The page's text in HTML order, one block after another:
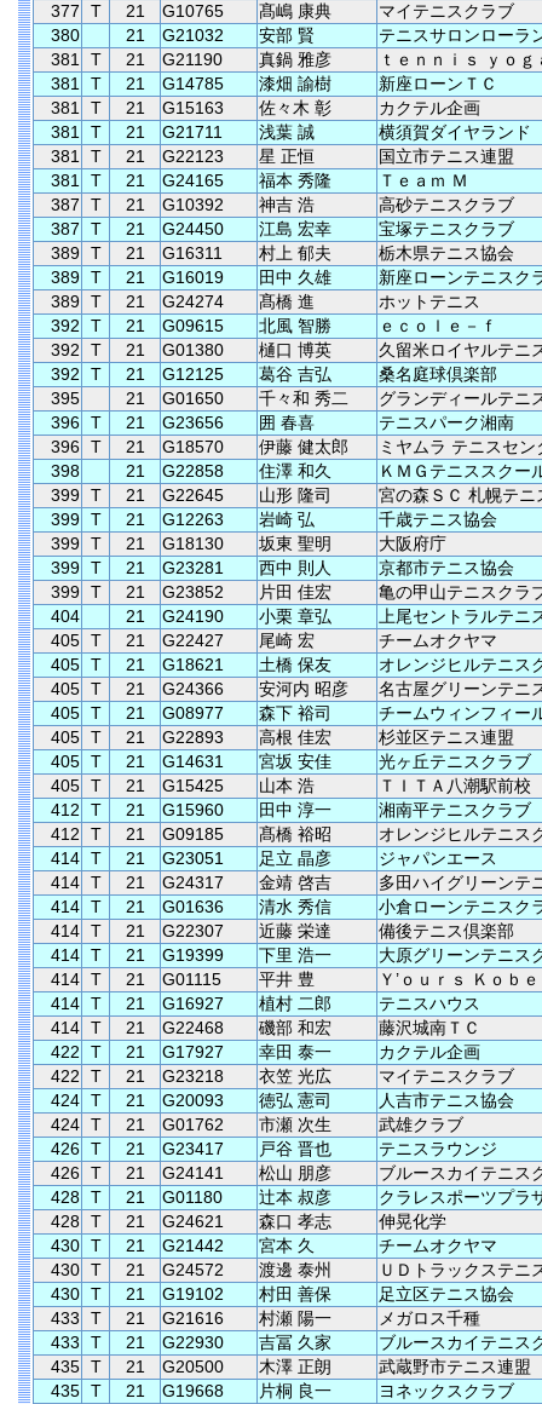
377
T 21 G10765 髙嶋 康典
マイテニスクラブ
380
21 G21032 安部 賢
テニスサロンローラ
381
T 21 G21190 真鍋 雅彦
ｔｅｎｎｉｓ ｙｏ
381
T 21 G14785 漆畑 諭樹
新座ローンＴＣ
381
T 21 G15163 佐々木 彰
カクテル企画
381
T 21 G21711 浅葉 誠
横須賀ダイヤランド
381
T 21 G22123 星 正恒
国立市テニス連盟
381
T 21 G24165 福本 秀隆
Ｔｅａｍ Ｍ
387
T 21 G10392 神吉 浩
高砂テニスクラブ
387
T 21 G24450 江島 宏幸
宝塚テニスクラブ
389 T 21 G16311 村上 郁夫
栃木県テニス協会
389 T 21 G16019 田中 久雄
新座ローンテニスク
389 T 21 G24274 髙橋 進
ホットテニス
392
T 21 G09615 北風 智勝
ｅｃｏｌｅ－ｆ
392
T 21 G01380 樋口 博英
久留米ロイヤルテニ
392
T 21 G12125 葛谷 吉弘
桑名庭球倶楽部
395
21 G01650 千々和 秀二
グランディールテニ
396 T 21 G23656 囲 春喜
テニスパーク湘南
396 T 21 G18570 伊藤 健太郎
ミヤムラ テニスセン
398
21 G22858 住澤 和久
ＫＭＧテニススクー
399 T 21 G22645 山形 隆司
宮の森ＳＣ 札幌テニ
399 T 21 G12263 岩崎 弘
千歳テニス協会
399 T 21 G18130 坂東 聖明
大阪府庁
399 T 21 G23281 西中 則人
京都市テニス協会
399 T 21 G23852 片田 佳宏
亀の甲山テニスクラ
404
21 G24190 小栗 章弘
上尾セントラルテニ
405 T 21 G22427 尾崎 宏
チームオクヤマ
405 T 21 G18621 土橋 保友
オレンジヒルテニス
405 T 21 G24366 安河内 昭彦
名古屋グリーンテニ
405 T 21 G08977 森下 裕司
チームウィンフィー
405 T 21 G22893 高根 佳宏
杉並区テニス連盟
405 T 21 G14631 宮坂 安佳
光ヶ丘テニスクラブ
405 T 21 G15425 山本 浩
ＴＩＴＡ八潮駅前校
412
T 21 G15960 田中 淳一
湘南平テニスクラブ
412
T 21 G09185 髙橋 裕昭
オレンジヒルテニス
414 T 21 G23051 足立 晶彦
ジャパンエース
414 T 21 G24317 金靖 啓吉
多田ハイグリーンテ
414 T 21 G01636 清水 秀信
小倉ローンテニスク
414 T 21 G22307 近藤 栄達
備後テニス倶楽部
414 T 21 G19399 下里 浩一
大原グリーンテニス
414 T 21 G01115 平井 豊
Ｙ’ｏｕｒｓ Ｋｏｂ
414 T 21 G16927 植村 二郎
テニスハウス
414 T 21 G22468 磯部 和宏
藤沢城南ＴＣ
422
T 21 G17927 幸田 泰一
カクテル企画
422
T 21 G23218 衣笠 光広
マイテニスクラブ
424 T 21 G20093 徳弘 憲司
人吉市テニス協会
424 T 21 G01762 市瀬 次生
武雄クラブ
426 T 21 G23417 戸谷 晋也
テニスラウンジ
426 T 21 G24141 松山 朋彦
ブルースカイテニス
428 T 21 G01180 辻本 叔彦
クラレスポーツプラ
428 T 21 G24621 森口 孝志
伸晃化学
430 T 21 G21442 宮本 久
チームオクヤマ
430 T 21 G24572 渡邊 泰州
ＵＤトラックステニ
430 T 21 G19102 村田 善保
足立区テニス協会
433
T 21 G21616 村瀬 陽一
メガロス千種
433
T 21 G22930 吉冨 久家
ブルースカイテニス
435 T 21 G20500 木澤 正朗
武蔵野市テニス連盟
435 T 21 G19668 片桐 良一
ヨネックスクラブ